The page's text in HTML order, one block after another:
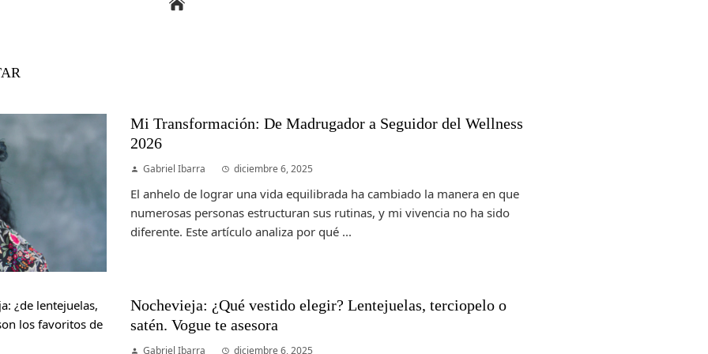
Mi Transformación: De Madrugador a Seguidor del Wellness
2026
Gabriel Ibarra diciembre 6, 2025
El anhelo de lograr una vida equilibrada ha cambiado la manera en que
numerosas personas estructuran sus rutinas, y mi vivencia no ha sido
diferente. Este artículo analiza por qué ...
Nochevieja: ¿Qué vestido elegir? Lentejuelas, terciopelo o
satén. Vogue te asesora
Gabriel Ibarra diciembre 6, 2025